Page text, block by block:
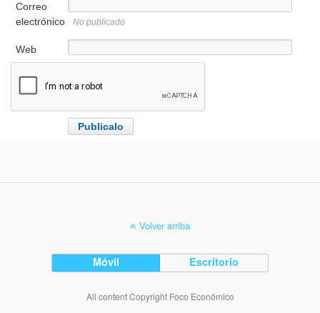
Correo
electrónico
No publicado
Web
Volver arriba
Móvil Escritorio
All content Copyright Foco Económico